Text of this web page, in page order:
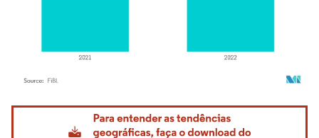
Imagem © Mordor Intelligence. O reuso requer atribuição conforme CC BY 4.0.